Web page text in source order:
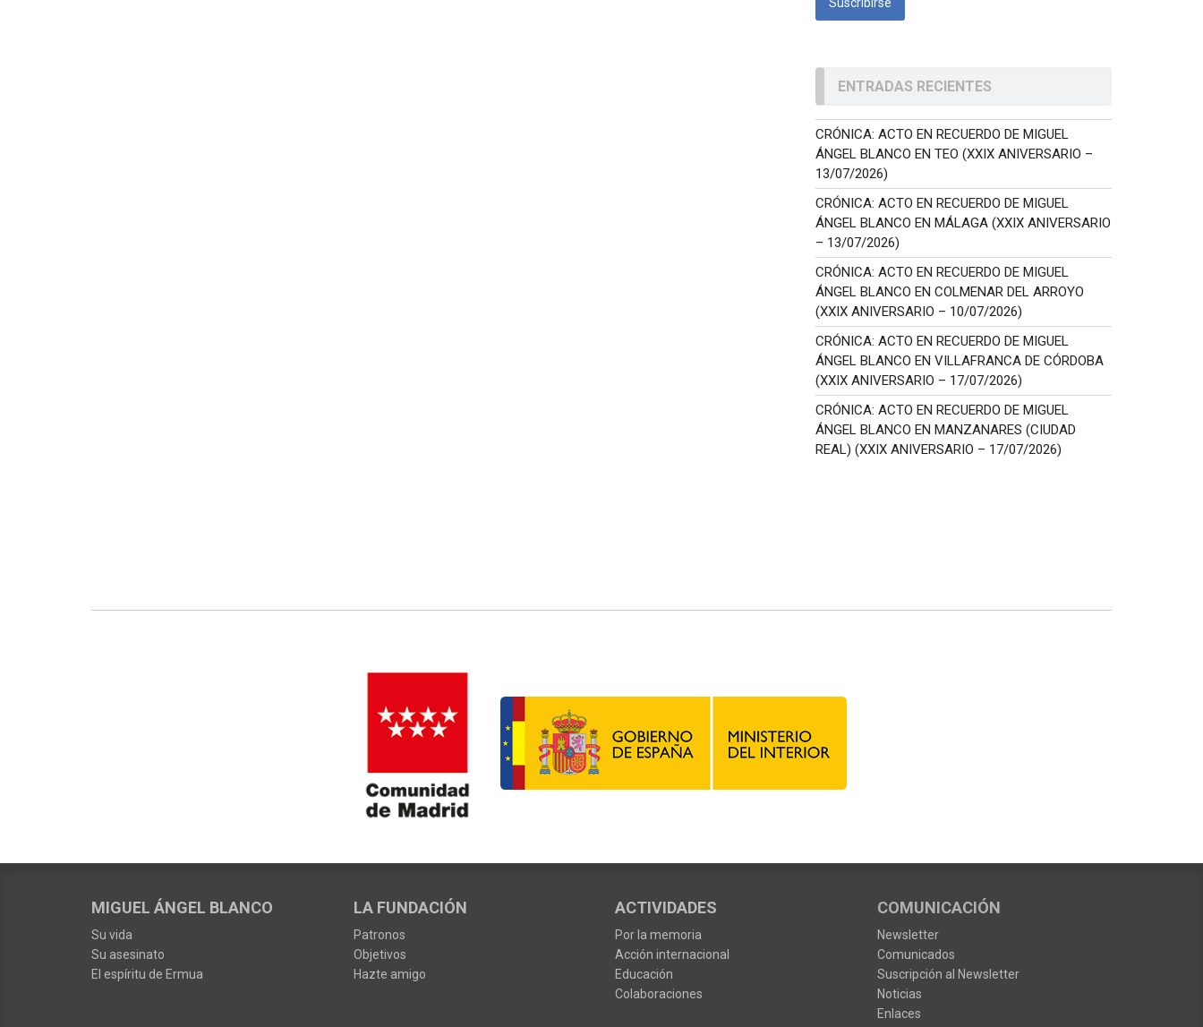
ENTRADAS RECIENTES
CRÓNICA: ACTO EN RECUERDO DE MIGUEL
ÁNGEL BLANCO EN TEO (XXIX ANIVERSARIO –
13/07/2026)
CRÓNICA: ACTO EN RECUERDO DE MIGUEL
ÁNGEL BLANCO EN MÁLAGA (XXIX ANIVERSARIO
– 13/07/2026)
CRÓNICA: ACTO EN RECUERDO DE MIGUEL
ÁNGEL BLANCO EN COLMENAR DEL ARROYO
(XXIX ANIVERSARIO – 10/07/2026)
CRÓNICA: ACTO EN RECUERDO DE MIGUEL
ÁNGEL BLANCO EN VILLAFRANCA DE CÓRDOBA
(XXIX ANIVERSARIO – 17/07/2026)
CRÓNICA: ACTO EN RECUERDO DE MIGUEL
ÁNGEL BLANCO EN MANZANARES (CIUDAD
REAL) (XXIX ANIVERSARIO – 17/07/2026)
MIGUEL ÁNGEL BLANCO
Su vida
Su asesinato
El espíritu de Ermua
LA FUNDACIÓN
Patronos
Objetivos
Hazte amigo
ACTIVIDADES
Por la memoria
Acción internacional
Educación
Colaboraciones
COMUNICACIÓN
Newsletter
Comunicados
Suscripción al Newsletter
Noticias
Enlaces